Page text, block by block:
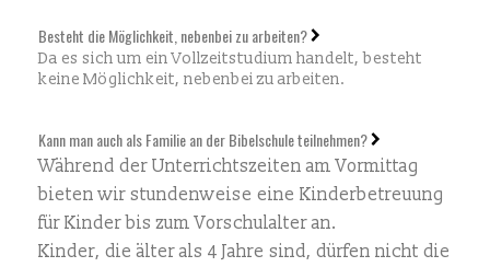
Besteht die Möglichkeit, nebenbei zu arbeiten?
Da es sich um ein Vollzeitstudium handelt, besteht
keine Möglichkeit, nebenbei zu arbeiten.
Kann man auch als Familie an der Bibelschule teilnehmen?
Während der Unterrichtszeiten am Vormittag
bieten wir stundenweise eine Kinderbetreuung
für Kinder bis zum Vorschulalter an.
Kinder, die älter als 4 Jahre sind, dürfen nicht die